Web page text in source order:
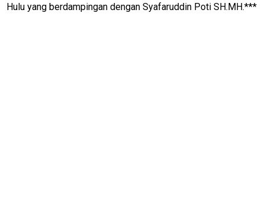
Hulu yang berdampingan dengan Syafaruddin Poti SH.MH.***
kabupaten